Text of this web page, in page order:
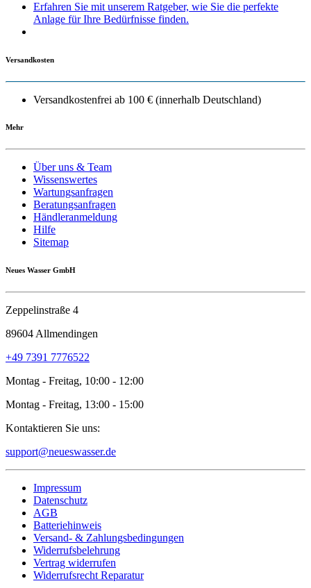
Erfahren Sie mit unserem Ratgeber, wie Sie die perfekte
Anlage für Ihre Bedürfnisse finden.
Versandkosten
Versandkostenfrei ab 100 € (innerhalb Deutschland)
Mehr
Über uns & Team
Wissenswertes
Wartungsanfragen
Beratungsanfragen
Händleranmeldung
Hilfe
Sitemap
Neues Wasser GmbH
Zeppelinstraße 4
89604 Allmendingen
+49 7391 7776522
Montag - Freitag, 10:00 - 12:00
Montag - Freitag, 13:00 - 15:00
Kontaktieren Sie uns:
support@neueswasser.de
Impressum
Datenschutz
AGB
Batteriehinweis
Versand- & Zahlungsbedingungen
Widerrufsbelehrung
Vertrag widerrufen
Widerrufsrecht Reparatur